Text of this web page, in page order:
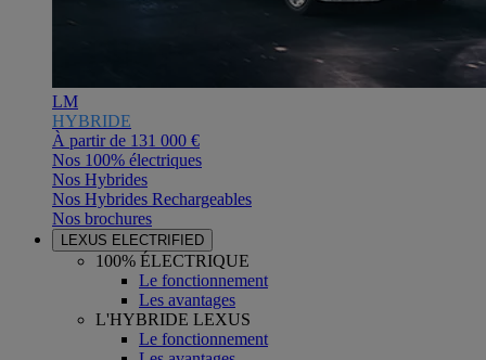
LM
HYBRIDE
À partir de 131 000 €
Nos 100% électriques
Nos Hybrides
Nos Hybrides Rechargeables
Nos brochures
LEXUS ELECTRIFIED
100% ÉLECTRIQUE
Le fonctionnement
Les avantages
L'HYBRIDE LEXUS
Le fonctionnement